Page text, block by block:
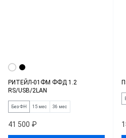
РИТЕЙЛ-01ФМ ФФД 1.2
RS/USB/2LAN
Без ФН 15 мес 36 мес
41 500 ₽